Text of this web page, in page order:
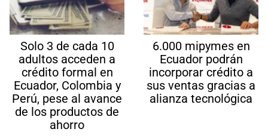
Solo 3 de cada 10
adultos acceden a
crédito formal en
Ecuador, Colombia y
Perú, pese al avance
de los productos de
ahorro
6.000 mipymes en
Ecuador podrán
incorporar crédito a
sus ventas gracias a
alianza tecnológica